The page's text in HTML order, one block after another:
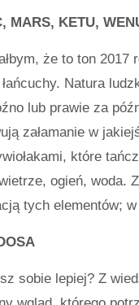
MARS, KETU,
że to ton 2017
Natura
lub prawie za
załamanie w
które
ogień, woda.
tych elementów;
sobie lepiej? Z